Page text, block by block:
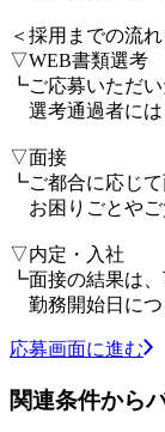
＜採用までの流れ
▽WEB書類選考
┗ご応募いただ
選考通過者には
▽面接
┗ご都合に応じて
お困りごとやご
▽内定・入社
┗面接の結果は
勤務開始日につ
応募画面に進む
関連条件から